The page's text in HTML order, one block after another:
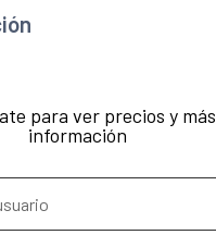
para ver precios y más
información